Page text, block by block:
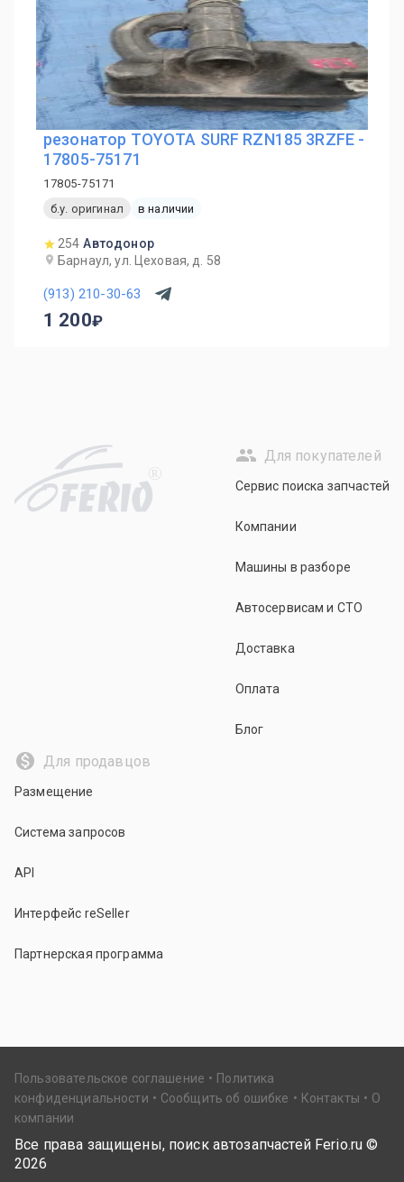
резонатор TOYOTA SURF RZN185 3RZFE -
17805-75171
17805-75171
б.у. оригинал
в наличии
254 Автодонор
Барнаул, ул. Цеховая, д. 58
(913) 210-30-63
1 200
R
Для покупателей
Сервис поиска запчастей
Компании
Машины в разборе
Автосервисам и СТО
Доставка
Оплата
Блог
Для продавцов
Размещение
Система запросов
API
Интерфейс reSeller
Партнерская программа
Пользовательское соглашение
Политика
конфиденциальности
Сообщить об ошибке Контакты
О
компании
Все права защищены, поиск автозапчастей Ferio.ru ©
2026